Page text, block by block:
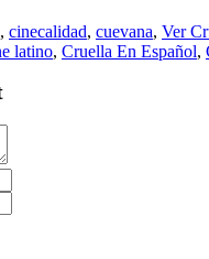
, cinecalidad, cuevana, Ver
latino, Cruella En Español,